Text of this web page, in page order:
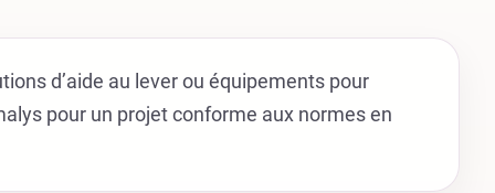
d’aide au lever ou équipements pour
pour un projet conforme aux normes en